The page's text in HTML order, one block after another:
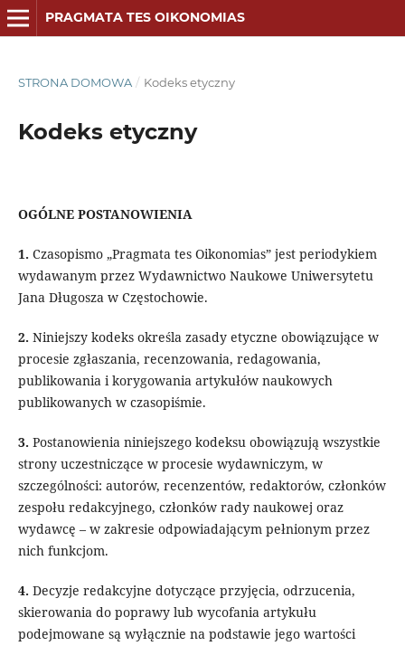
PRAGMATA TES OIKONOMIAS
STRONA DOMOWA / Kodeks etyczny
Kodeks etyczny
OGÓLNE POSTANOWIENIA
1. Czasopismo „Pragmata tes Oikonomias” jest periodykiem
wydawanym przez Wydawnictwo Naukowe Uniwersytetu
Jana Długosza w Częstochowie.
2. Niniejszy kodeks określa zasady etyczne obowiązujące w
procesie zgłaszania, recenzowania, redagowania,
publikowania i korygowania artykułów naukowych
publikowanych w czasopiśmie.
3. Postanowienia niniejszego kodeksu obowiązują wszystkie
strony uczestniczące w procesie wydawniczym, w
szczególności: autorów, recenzentów, redaktorów, członków
zespołu redakcyjnego, członków rady naukowej oraz
wydawcę – w zakresie odpowiadającym pełnionym przez
nich funkcjom.
4. Decyzje redakcyjne dotyczące przyjęcia, odrzucenia,
skierowania do poprawy lub wycofania artykułu
podejmowane są wyłącznie na podstawie jego wartości